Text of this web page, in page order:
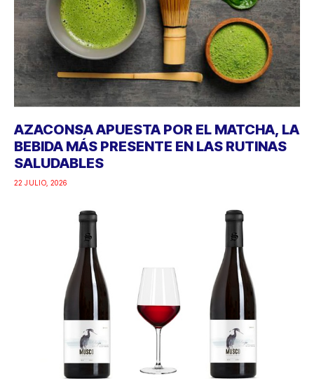
AZACONSA APUESTA POR EL MATCHA, LA
BEBIDA MÁS PRESENTE EN LAS RUTINAS
SALUDABLES
22 JULIO, 2026